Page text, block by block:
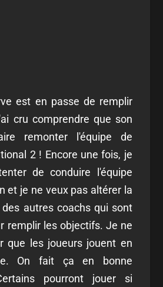
est en passe de remplir
cru comprendre que son
remonter l'équipe de
2 ! Encore une fois, je
de conduire l'équipe
et je ne veux pas altérer la
autres coachs qui sont
remplir les objectifs. Je ne
que les joueurs jouent en
On fait ça en bonne
pourront jouer si